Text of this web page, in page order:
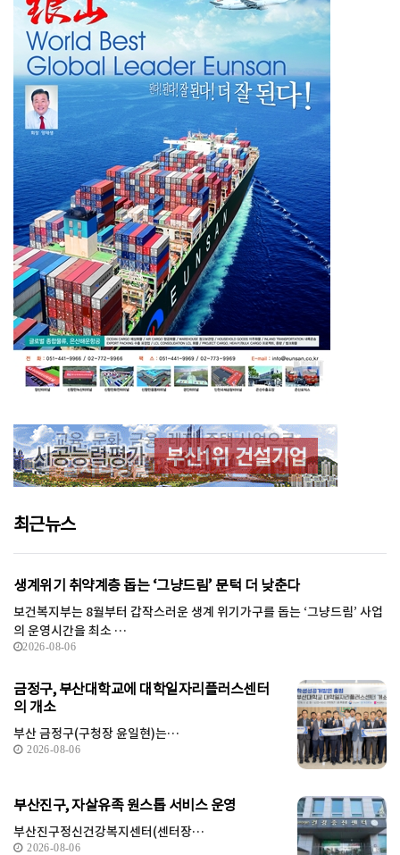
최근뉴스
생계위기 취약계층 돕는 ‘그냥드림’ 문턱 더 낮춘다
보건복지부는 8월부터 갑작스러운 생계 위기가구를 돕는 ‘그냥드림’ 사업
의 운영시간을 최소 …
2026-08-06
금정구, 부산대학교에 대학일자리플러스센터
의 개소
부산 금정구(구청장 윤일현)는…
2026-08-06
부산진구, 자살유족 원스톱 서비스 운영
부산진구정신건강복지센터(센터장…
2026-08-06